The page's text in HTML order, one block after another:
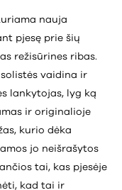
nauja
pjesę prie šių
režisūrines ribas.
vaidina ir
lankytojas, lyg ką
ir originalioje
kurio dėka
jo neišrašytos
tai, kas pjesėje
kad tai ir